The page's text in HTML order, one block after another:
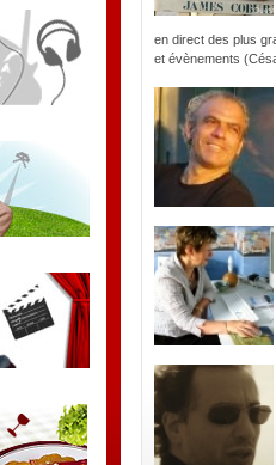
en direct des plus
et évènements